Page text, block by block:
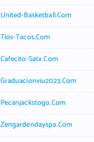
United-Basketball.com
Tios-Tacos.com
Cafecito-Satx.com
Graduacionviu2023.com
Pecanjackstogo.com
Zengardendayspa.com